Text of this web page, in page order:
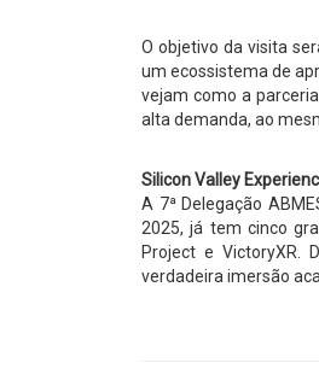
O objetivo da visita
um ecossistema de
vejam como a
alta demanda, ao
Silicon Valley
A 7ª Delegação
2025, já tem cinco
Project e VictoryXR.
verdadeira imersão